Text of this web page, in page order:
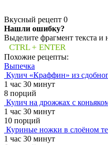
Вкусный рецепт 0
Нашли ошибку?
Выделите фрагмент текста и
CTRL + ENTER
Похожие рецепты:
Выпечка
Кулич «Краффин» из
1 час 30 минут
8 порций
Кулич на дрожжах с
1 час 30 минут
10 порций
Куриные ножки в слоёном
1 час 30 минут